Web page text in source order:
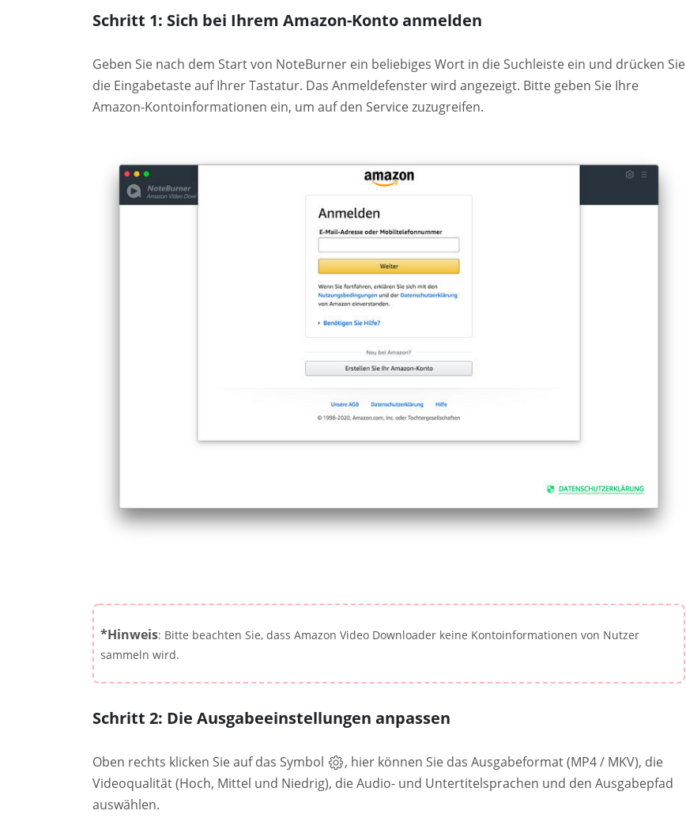
Schritt 1: Sich bei Ihrem Amazon-Konto anmelden
Geben Sie nach dem Start von NoteBurner ein beliebiges Wort in die Suchleiste ein und drücken Sie
die Eingabetaste auf Ihrer Tastatur. Das Anmeldefenster wird angezeigt. Bitte geben Sie Ihre
Amazon-Kontoinformationen ein, um auf den Service zuzugreifen.
*Hinweis: Bitte beachten Sie, dass Amazon Video Downloader keine Kontoinformationen von Nutzer
sammeln wird.
Schritt 2: Die Ausgabeeinstellungen anpassen
Oben rechts klicken Sie auf das Symbol
, hier können Sie das Ausgabeformat (MP4 / MKV), die
Videoqualität (Hoch, Mittel und Niedrig), die Audio- und Untertitelsprachen und den Ausgabepfad
auswählen.